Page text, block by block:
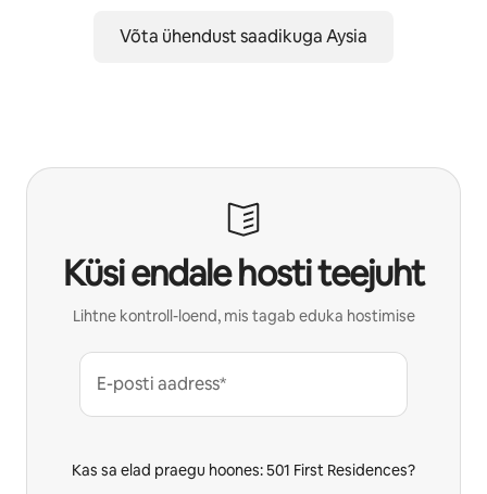
Võta ühendust saadikuga Aysia
Küsi endale hosti teejuht
Lihtne kontroll-loend, mis tagab eduka hostimise
E-posti aadress*
Kas sa elad praegu hoones: 501 First Residences?